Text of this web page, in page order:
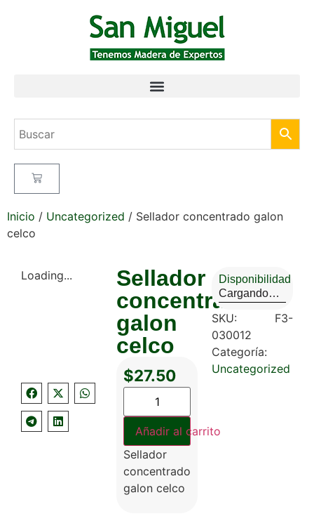
Inicio / Uncategorized / Sellador concentrado galon
celco
Loading...
Sellador
concentrado
galon
celco
$27.50
Añadir al carrito
Sellador
concentrado
galon celco
Disponibilidad
Cargando…
SKU: F3-
030012
Categoría:
Uncategorized